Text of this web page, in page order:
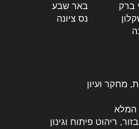
ברק באר שבע
נס ציונה
מחקר ועיון
המלא
ריהוט פיתוח וגינון